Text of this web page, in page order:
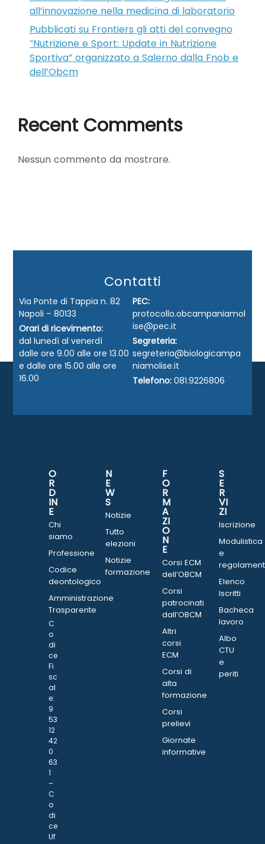
all’innovazione nella medicina di laboratorio
Pubblicati su Frontiers gli atti del convegno
“Nutrizione e Sport: Update in Nutrizione
Sportiva” organizzato a Salerno dalla Fnob e
dell’Obcm
Recent Comments
Nessun commento da mostrare.
Contatti
Via Ponte di Tappia n. 82
Napoli – 80133
Orari di ricevimento:
dal lunedì al venerdì
dalle ore 9.00 alle ore 13.00
e dalle ore 15.00 alle ore
16.00
PEC:
protocollo.obcampaniamol
ise@pec.it
Segreteria:
segreteria@biologicampa
niamolise.it
Telefono: 081.9226806
O
R
D
IN
E
Chi
siamo
Professione
Codice
deontologico
Amministrazione
Trasparente
C
o
di
ce
Fi
sc
al
e:
9
53
12
42
0
63
1
–
C
o
di
ce
Uf
N
E
W
S
Notizie
Tutto
elezioni
Notizie
formazione
F
O
R
M
A
ZI
O
N
E
Corsi ECM
dell’OBCM
Corsi
patrocinati
dall’OBCM
Altri
corsi
ECM
Corsi di
alta
formazione
Corsi
prelievi
Giornate
informative
S
E
R
VI
ZI
Iscrizione
Modulistica
e
Elenco
Iscritti
Bacheca
lavoro
Albo
CTU
e
periti